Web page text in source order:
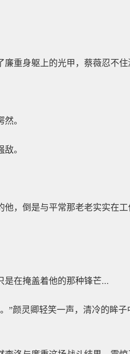
重身躯上的光甲，蔡薇忍不住
。
。
，倒是与平常那老老实实在
是在掩盖着他的那种锋芒...
”颜灵卿轻笑一声，清冷的眸